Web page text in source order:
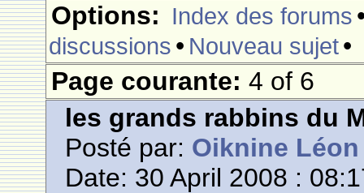
Options: Index des forums
discussions • Nouveau sujet•
Page courante:4 of 6
les grands rabbins du
Posté par: Oiknine Léon
Date: 30 April 2008 :